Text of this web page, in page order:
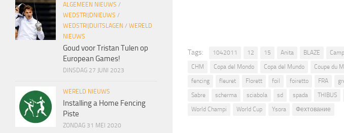
Tags: 1042011 12 15 Anita BLAZE
CHM
Copa del Mondo Copa del Mundo Coupe du
fencing
fleuret Florett foil foiretto FRA
Sabre
scherma sciabola sd spada THIBUS
World Champi
World Cup Ysora Фехтование
ALGEMEEN NIEUWS /
WEDSTRIJDNIEUWS /
WEDSTRIJDUITSLAGEN / WERELD
NIEUWS
Goud voor Tristan Tulen op
European Games!
DINSDAG 27 JUNI 2023
WERELD NIEUWS
Installing a Home Fencing
Piste
ZONDAG 31 MEI 2020